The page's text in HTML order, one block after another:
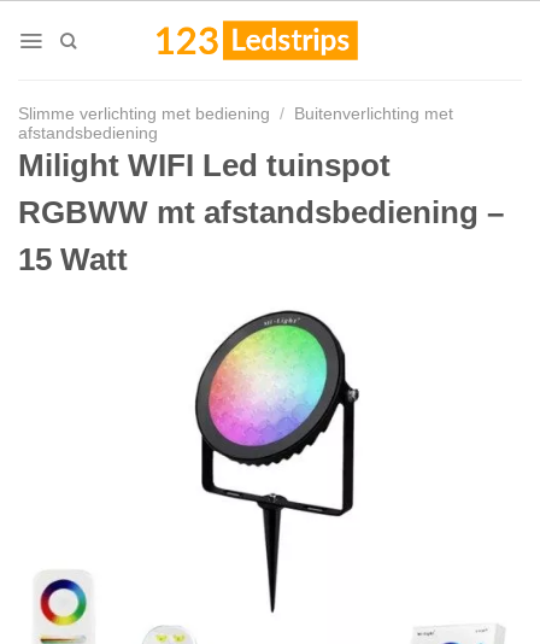
Slimme verlichting met bediening / Buitenverlichting met
afstandsbediening
Milight WIFI Led tuinspot
RGBWW mt afstandsbediening –
15 Watt